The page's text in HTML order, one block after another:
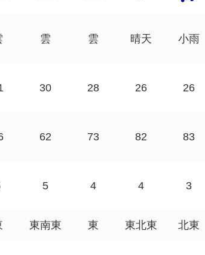
雲 雲 晴天 小雨
30 28 26 26
62 73 82 83
5 4 4 3
東南東 東 東北東 北東